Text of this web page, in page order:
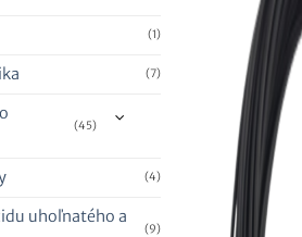
(1)
(7)
(45)
(4)
uhoľnatého a
(9)